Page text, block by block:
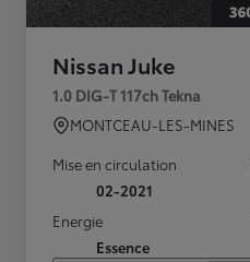
Nissan Juke
1.0 DIG-T 117ch Tekna
MONTCEAU-LES-MINES
Mise en circulation
02-2021
Energie
Essence